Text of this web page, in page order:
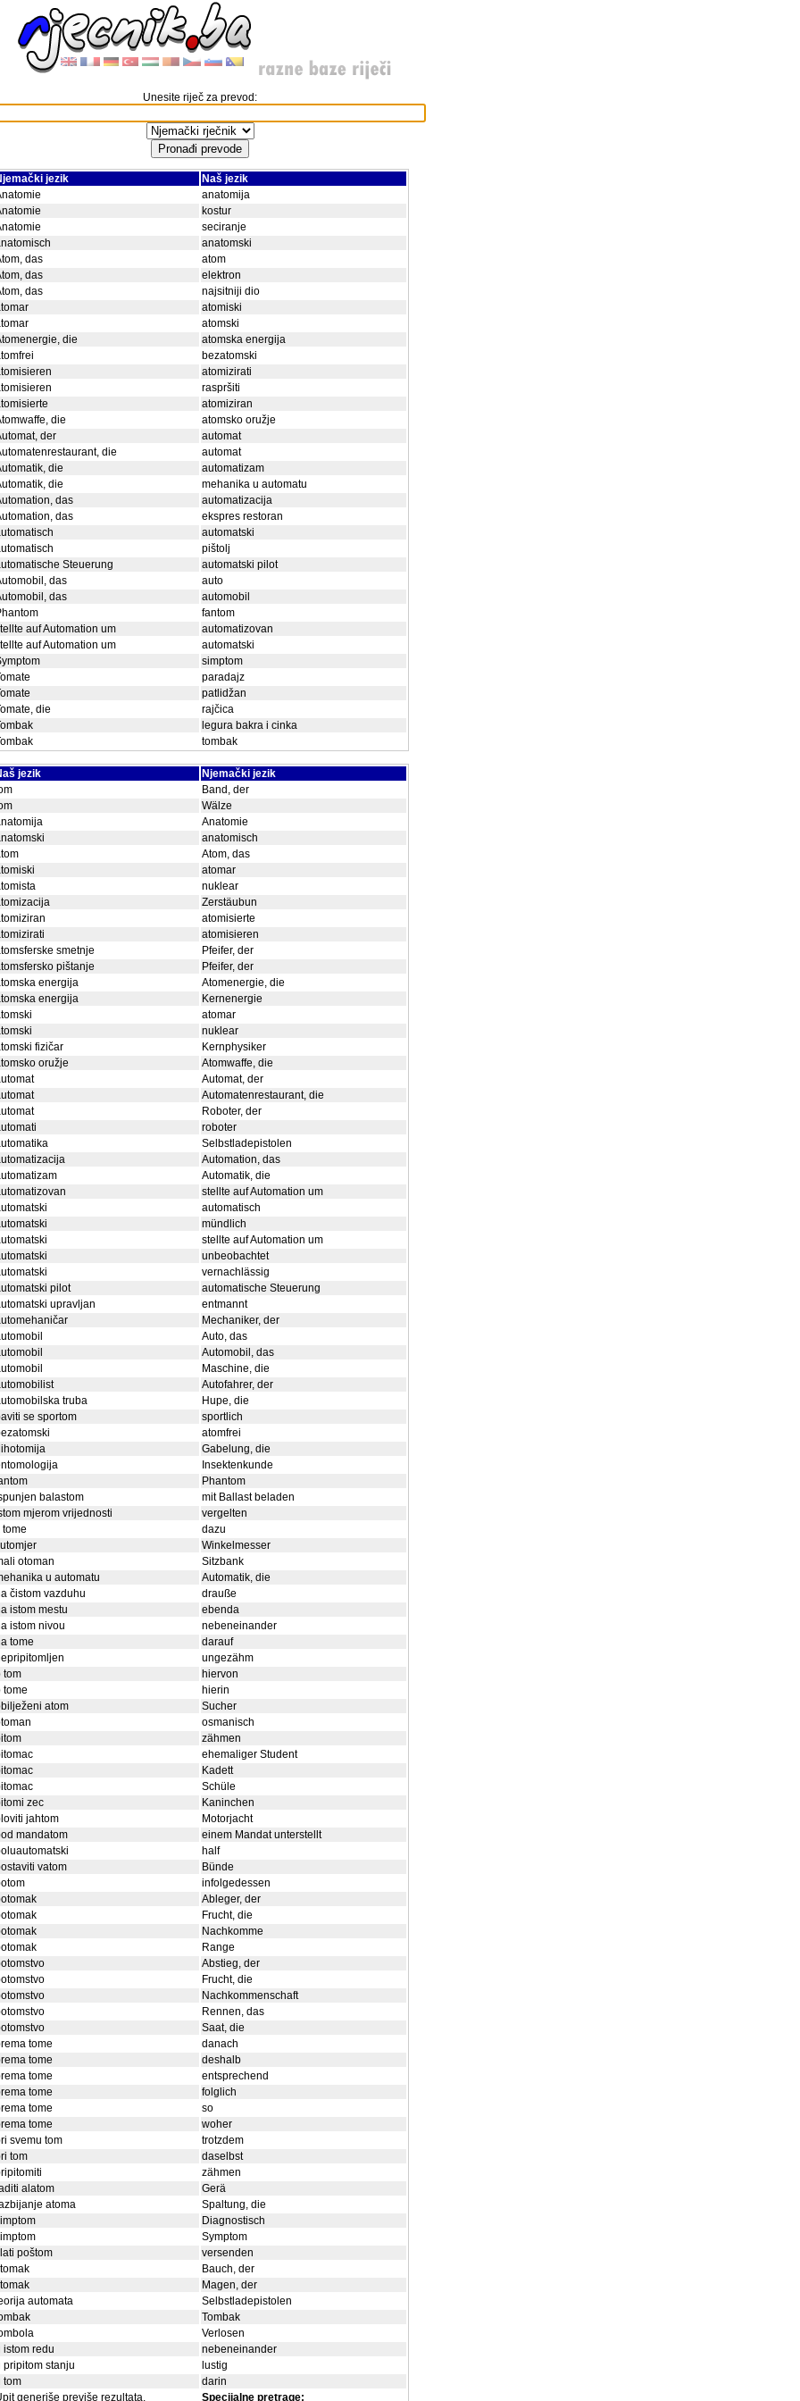
Unesite riječ za prevod:
jezik
Naš jezik
anatomija
kostur
seciranje
anatomski
das
atom
das
elektron
das
najsitniji dio
atomiski
atomski
die
atomska energija
bezatomski
atomizirati
raspršiti
atomiziran
die
atomsko oružje
der
automat
die
automat
die
automatizam
die
mehanika u automatu
das
automatizacija
das
ekspres restoran
automatski
pištolj
Steuerung
automatski pilot
das
auto
das
automobil
fantom
auf Automation um
automatizovan
auf Automation um
automatski
simptom
paradajz
patlidžan
die
rajčica
legura bakra i cinka
tombak
jezik
Njemački jezik
Band, der
Wälze
Anatomie
anatomisch
Atom, das
atomar
nuklear
Zerstäubun
atomisierte
atomisieren
smetnje
Pfeifer, der
pištanje
Pfeifer, der
energija
Atomenergie, die
energija
Kernenergie
atomar
nuklear
fizičar
Kernphysiker
oružje
Atomwaffe, die
Automat, der
Automatenrestaurant, die
Roboter, der
roboter
Selbstladepistolen
Automation, das
Automatik, die
stellte auf Automation um
automatisch
mündlich
stellte auf Automation um
unbeobachtet
vernachlässig
pilot
automatische Steuerung
upravljan
entmannt
Mechaniker, der
Auto, das
Automobil, das
Maschine, die
Autofahrer, der
truba
Hupe, die
se sportom
sportlich
atomfrei
Gabelung, die
Insektenkunde
Phantom
balastom
mit Ballast beladen
mjerom vrijednosti
vergelten
tome
dazu
Winkelmesser
otoman
Sitzbank
u automatu
Automatik, die
čistom vazduhu
drauße
istom mestu
ebenda
istom nivou
nebeneinander
tome
darauf
ungezähm
tom
hiervon
tome
hierin
atom
Sucher
osmanisch
zähmen
ehemaliger Student
Kadett
Schüle
zec
Kaninchen
jahtom
Motorjacht
mandatom
einem Mandat unterstellt
half
vatom
Bünde
infolgedessen
Ableger, der
Frucht, die
Nachkomme
Range
Abstieg, der
Frucht, die
Nachkommenschaft
Rennen, das
Saat, die
tome
danach
tome
deshalb
tome
entsprechend
tome
folglich
tome
so
tome
woher
svemu tom
trotzdem
tom
daselbst
zähmen
alatom
Gerä
atoma
Spaltung, die
Diagnostisch
Symptom
poštom
versenden
Bauch, der
Magen, der
automata
Selbstladepistolen
Tombak
Verlosen
istom redu
nebeneinander
pripitom stanju
lustig
tom
darin
generiše previše rezultata.
Specijalne pretrage: